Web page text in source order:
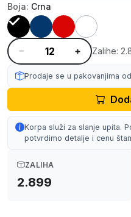
Boja: Crna
Zalihe:
Prodaje se u pakovanjima od
Korpa služi za slanje upita.
potvrdimo detalje i cenu
ZALIHA
2.899